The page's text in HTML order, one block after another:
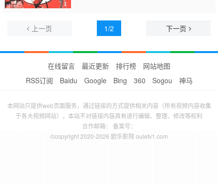
上一页 1/2 下一页
在线留言 最近更新 排行榜
网站地图
RSS订阅
Baidu Google Bing 360 Sogou 神马
本网站只提供web页面服务，通过链接的方式提供相关内容（所有视频内容收集
于各大视频网站），本站不对链接内容具有进行编辑、整理、修改等权利
合作邮箱： 备案号：
©copyright 2020-2026 欧乐影院 ouletv1.com